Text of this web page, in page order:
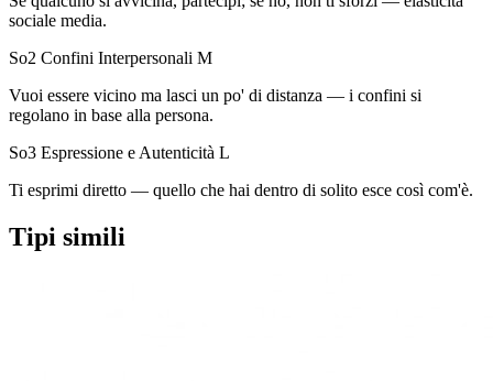
sociale media.
So2 Confini Interpersonali M
Vuoi essere vicino ma lasci un po' di distanza — i confini si
regolano in base alla persona.
So3 Espressione e Autenticità L
Ti esprimi diretto — quello che hai dentro di solito esce così com'è.
Tipi simili